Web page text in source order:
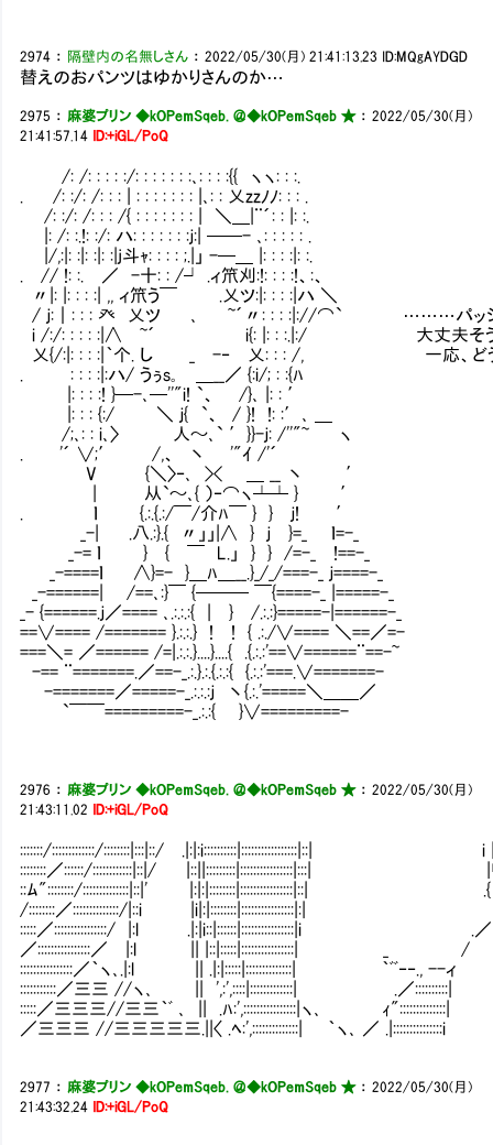
2974 ： 隔壁内の名無しさん ：2022/05/30(月) 21:41:13.23 ID:MQgAYDGD
替えのおパンツはゆかりさんのか…
2975 ： 麻婆プリン ◆kOPemSqeb. ＠◆kOPemSqeb ★：2022/05/30(月)
21:41:57.14
ID:+iGL/PoQ
/: /: : : : :/: : : : : : :､: : : :{{ ヽヽ: : :.
. /: :/: /: : : | : : : : : : : |､: : 乂zzﾉﾉ: : : .
/: :/: /: : : /{ : : : : : : : | ＼＿|¨´: : |: :.
|: /: :.!: :/: ハ: : : : : : :ｊ:| ──- ､: : : : : .
|/,:|: :|: :|: :|j斗ｬ: : : : ;.|」 -─＿ |: : : :|: :.
. // !: :.Ⅵ／ -十: : /┘ .ィ笊刈:!: : : :!、:、
〃|: |: : : :| ,, ィ笊う￣ .乂ツ:|: : : :|ハ ＼
/ ｊ:｜: : : 癶 乂ツ ､ ~´〃: : : :|://⌒` ………パッショ
i /:/: : : : :|∧ ~´ i{: |: : :.|:/ 大丈夫そうなら、鍵
乂{/:|: : : :|｀个. し _ -‐ 乂: : : /, 一応、どうなっ
. Ⅵ: : : :|:ハ/ うぅs｡ ＿__／ {:i/; : :{ﾊ
|: : : :! }─-､─''"i! `、 /}､ |: : ′
|: : : {:/ ＼ ｊ{ `、 / }! !: :′､ ＿
/;､: : i､〉 人～､` ′}}-ｊ: /''"~ ヽ
. '´ ∨;′ /,、 丶 '"ｲ /'´
V {＼〉‐､ >< ＿ __ 丶 ′
| 从`～､{ ）‐⌒ヽ┴┴ } ′
. ｌ {.:.{.:/￣/介ﾊ￣ } } ｊ! ′
_-| .八.:}.{ 〃」」|∧ } ｊ }=_ ｌ=-_
_-= ｌ }Ⅵ{ ￣ L.」 } } /=-_ !==-_
_-====ｌ ∧}=- }＿ﾊ＿__.}_/_/===-_ ｊ====-_
_-======| /==､:}￣ {─── ￣{====-_ |=====-_
_- {======.ｊ／==== ､.:.:.:{ | } /.:.:}=====-|======-_
==∨==== /======= }.:.:.} ! ! { .:./∨==== ＼==／=-
===＼= ／====== /=|.:.:.}....}....{ .{.:.:'==∨======¨==-~
-== ¨=======.／==-_.:.}.:.{.:.:{ {.:.:'===.∨=======-
-=======／=====-_.:.:.:ｊ 丶{.:.'=====＼＿＿／
`￣￣=========-_.:.:{ }∨=========-
2976 ： 麻婆プリン ◆kOPemSqeb. ＠◆kOPemSqeb ★：2022/05/30(月)
21:43:11.02
ID:+iGL/PoQ
:::::::/:::::::::::::/::::::::|:::|::/ .|:|:i::::::::::|:::::::::::::::::|::| i
::::::::／::::::/::::::::::::|::|/ |::||:::::::::|::::::::::::::::|:::| |
::ﾑ"::::::::/::::::::::::::|::|' |:|:|::::::::|::::::::::::::::|::| .{
/::::::::／::::::::::::::/|::i |i|:|::::::::|::::::::::::::::|:|
:::::／::::::::::::::::/ |:l .|:|i::|::::::|::::::::::::::::|i .／
／::::::::::::::::／ |:l || |::|:::::|::::::::::::::::|
::::::::::::::::／｀ヽ､.|:l || .|:|:::::|::::::::::::::| ｀ﾞﾞ‐‐., --ィ
:::::::::::／三三 //ヽ､ || ',:',::::|:::::::::::::| .／::::::::::|
:::::／三三三//三三｀ﾞ ､ || .ﾊ:',::::::::::::::::|ヽ､ ｨ"::::::::::::::|
／三三三 //三三三三三.||〈 .ﾍ:',::::::::::::::| ｀ヽ､ ／ .|:::::::::::::::i
2977 ： 麻婆プリン ◆kOPemSqeb. ＠◆kOPemSqeb ★：2022/05/30(月)
21:43:32.24
ID:+iGL/PoQ